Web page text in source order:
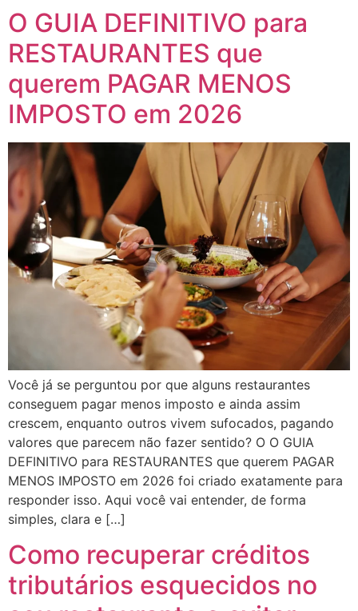
O GUIA DEFINITIVO para
RESTAURANTES que
querem PAGAR MENOS
IMPOSTO em 2026
Você já se perguntou por que alguns restaurantes
conseguem pagar menos imposto e ainda assim
crescem, enquanto outros vivem sufocados, pagando
valores que parecem não fazer sentido? O O GUIA
DEFINITIVO para RESTAURANTES que querem PAGAR
MENOS IMPOSTO em 2026 foi criado exatamente para
responder isso. Aqui você vai entender, de forma
simples, clara e […]
Como recuperar créditos
tributários esquecidos no